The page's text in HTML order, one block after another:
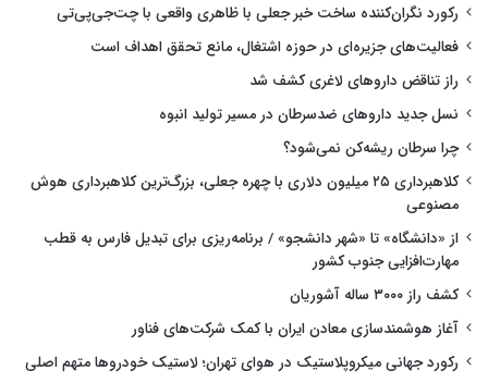
رکورد نگران‌کننده ساخت خبر جعلی با ظاهری واقعی با چت‌جی‌پی‌تی
فعالیت‌های جزیره‌ای در حوزه اشتغال، مانع تحقق اهداف است
راز تناقض داروهای لاغری کشف شد
نسل جدید داروهای ضدسرطان در مسیر تولید انبوه
چرا سرطان ریشه‌کن نمی‌شود؟
کلاهبرداری ۲۵ میلیون دلاری با چهره جعلی، بزرگ‌ترین کلاهبرداری هوش
مصنوعی
از «دانشگاه» تا «شهر دانشجو» / برنامه‌ریزی برای تبدیل فارس به قطب
مهارت‌افزایی جنوب کشور
کشف راز ۳۰۰۰ ساله آشوریان
آغاز هوشمندسازی معادن ایران با کمک شرکت‌های فناور
رکورد جهانی میکروپلاستیک در هوای تهران؛ لاستیک خودروها متهم اصلی